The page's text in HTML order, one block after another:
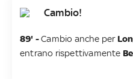
Cambio!
89' -Cambio anche per
entrano rispettivamente